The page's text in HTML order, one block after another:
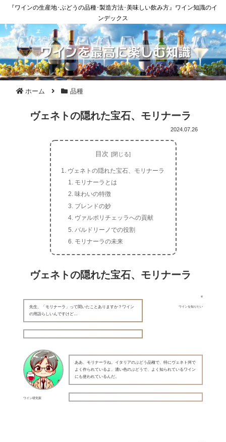
『ワインの生産地･ぶどうの品種･製造方法･美味しい飲み方』ワイン知識のイ
ンデックス
ホーム 品種
ヴェネトの隠れた宝石、モリナーラ
2024.07.26
目次
ヴェネトの隠れた宝石、モリナーラ
モリナーラとは
味わいの特徴
ブレンドの妙
ヴァルポリチェッラへの貢献
バルドリーノでの役割
モリナーラの未来
ヴェネトの隠れた宝石、モリナーラ
ワインを知りたい
先生、「モリナーラ」って聞いたことありますか？ワイン
の用語らしいんですけど…
ワイン研究家
ああ、モリナーラね。イタリアのぶどう品種で、特にヴェネト州で
よく作られているよ。濃い色のぶどうで、よく知られているワイン
にも使われているんだ。